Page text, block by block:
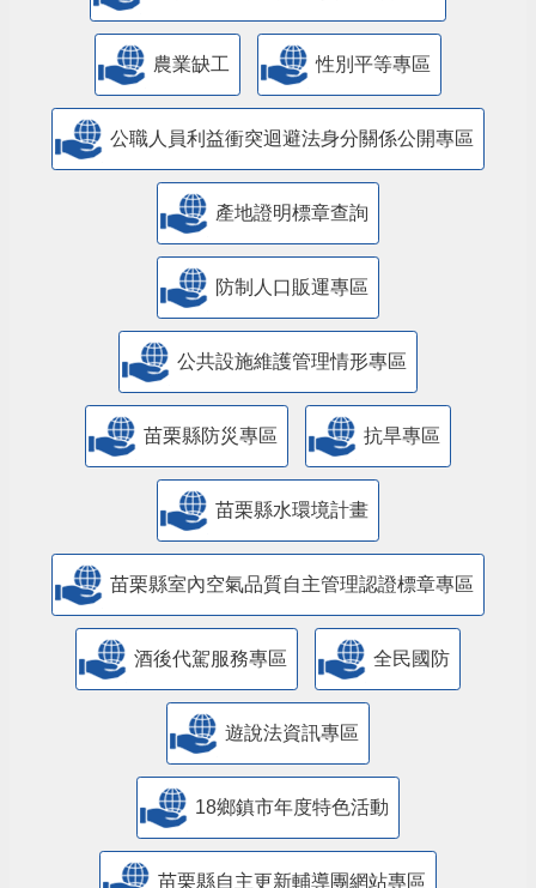
農業缺工 性別平等專區
公職人員利益衝突迴避法身分關係公開專區
產地證明標章查詢
防制人口販運專區
​公共設施維護管理情形專區
苗栗縣防災專區 抗旱專區
苗栗縣水環境計畫
苗栗縣室內空氣品質自主管理認證標章專區
酒後代駕服務專區 全民國防
遊說法資訊專區
18鄉鎮市年度特色活動
苗栗縣自主更新輔導團網站專區